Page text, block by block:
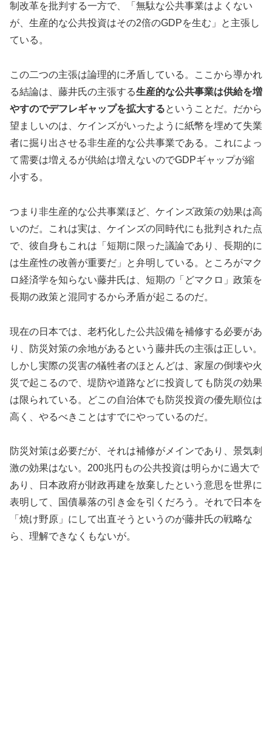
制改革を批判する一方で、「無駄な公共事業はよくない
が、生産的な公共投資はその2倍のGDPを生む」と主張し
ている。
この二つの主張は論理的に矛盾している。ここから導かれ
る結論は、藤井氏の主張する生産的な公共事業は供給を増
やすのでデフレギャップを拡大するということだ。だから
望ましいのは、ケインズがいったように紙幣を埋めて失業
者に掘り出させる非生産的な公共事業である。これによっ
て需要は増えるが供給は増えないのでGDPギャップが縮
小する。
つまり非生産的な公共事業ほど、ケインズ政策の効果は高
いのだ。これは実は、ケインズの同時代にも批判された点
で、彼自身もこれは「短期に限った議論であり、長期的に
は生産性の改善が重要だ」と弁明している。ところがマク
ロ経済学を知らない藤井氏は、短期の「どマクロ」政策を
長期の政策と混同するから矛盾が起こるのだ。
現在の日本では、老朽化した公共設備を補修する必要があ
り、防災対策の余地があるという藤井氏の主張は正しい。
しかし実際の災害の犠牲者のほとんどは、家屋の倒壊や火
災で起こるので、堤防や道路などに投資しても防災の効果
は限られている。どこの自治体でも防災投資の優先順位は
高く、やるべきことはすでにやっているのだ。
防災対策は必要だが、それは補修がメインであり、景気刺
激の効果はない。200兆円もの公共投資は明らかに過大で
あり、日本政府が財政再建を放棄したという意思を世界に
表明して、国債暴落の引き金を引くだろう。それで日本を
「焼け野原」にして出直そうというのが藤井氏の戦略な
ら、理解できなくもないが。